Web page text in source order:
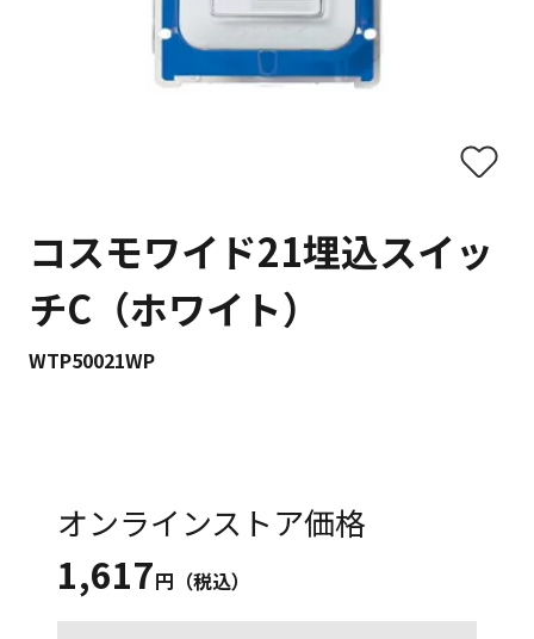
コスモワイド21埋込スイッ
チC（ホワイト）
WTP50021WP
オンラインストア価格
1,617円（税込）